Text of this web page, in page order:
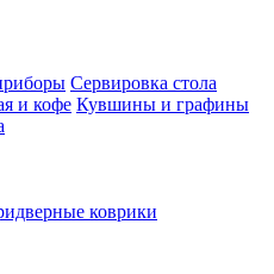
Сервировка стола
и кофе Кувшины и графины
коврики